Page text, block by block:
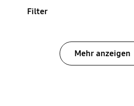
Filter
Mehr anzeigen